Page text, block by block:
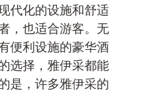
代化的设施和舒适
，也适合游客。无
便利设施的豪华酒
选择，雅伊采都能
是，许多雅伊采的